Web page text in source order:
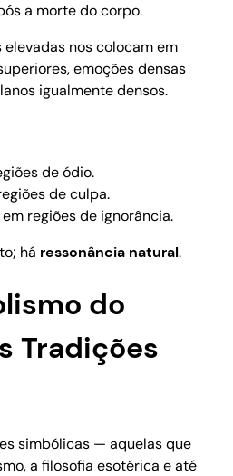
a morte do corpo.
nos colocam em
emoções densas
igualmente densos.
de ódio.
de culpa.
regiões de ignorância.
há ressonância natural.
do
Tradições
simbólicas — aquelas que
a filosofia esotérica e até